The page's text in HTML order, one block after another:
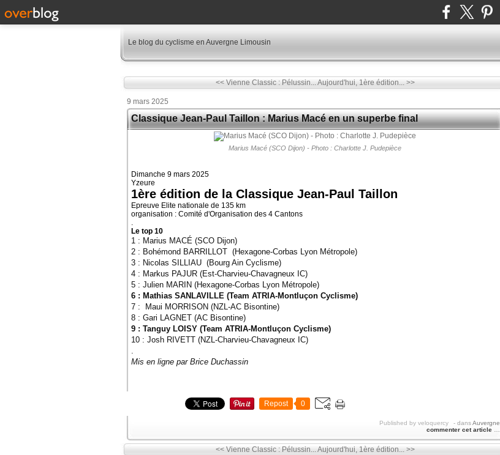
Le blog du cyclisme en Auvergne Limousin
<< Vienne Classic : Pélussin...Aujourd'hui, 1ère édition... >>
9 mars 2025
Classique Jean-Paul Taillon : Marius Macé en un superbe final
Marius Macé (SCO Dijon) - Photo : Charlotte J. Pudepièce
Dimanche 9 mars 2025
Yzeure
1ère édition de la Classique Jean-Paul Taillon
Epreuve Elite nationale de 135 km
organisation : Comité d'Organisation des 4 Cantons
.
Le top 10
1 : Marius MACÉ (SCO Dijon)
2 : Bohémond BARRILLOT (Hexagone-Corbas Lyon Métropole)
3 : Nicolas SILLIAU (Bourg Ain Cyclisme)
4 : Markus PAJUR (Est-Charvieu-Chavagneux IC)
5 : Julien MARIN (Hexagone-Corbas Lyon Métropole)
6 : Mathias SANLAVILLE (Team ATRIA-Montluçon Cyclisme)
7 : Maui MORRISON (NZL-AC Bisontine)
8 : Gari LAGNET (AC Bisontine)
9 : Tanguy LOISY (Team ATRIA-Montluçon Cyclisme)
10 : Josh RIVETT (NZL-Charvieu-Chavagneux IC)
.
Mis en ligne par Brice Duchassin
Repost 0
Published by veloquercy - dansAuvergne
commenter cet article
<< Vienne Classic : Pélussin...Aujourd'hui, 1ère édition... >>